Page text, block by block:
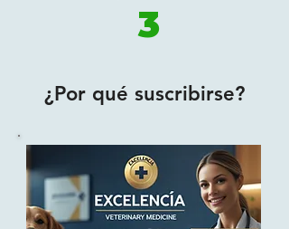
3
¿Por qué suscribirse?